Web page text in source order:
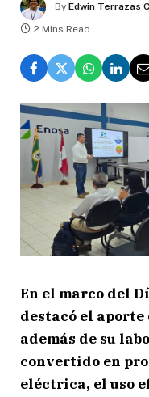
By Edwin Terrazas
2 Mins Read
En el marco del
destacó el aporte
además de su
convertido en
eléctrica, el uso